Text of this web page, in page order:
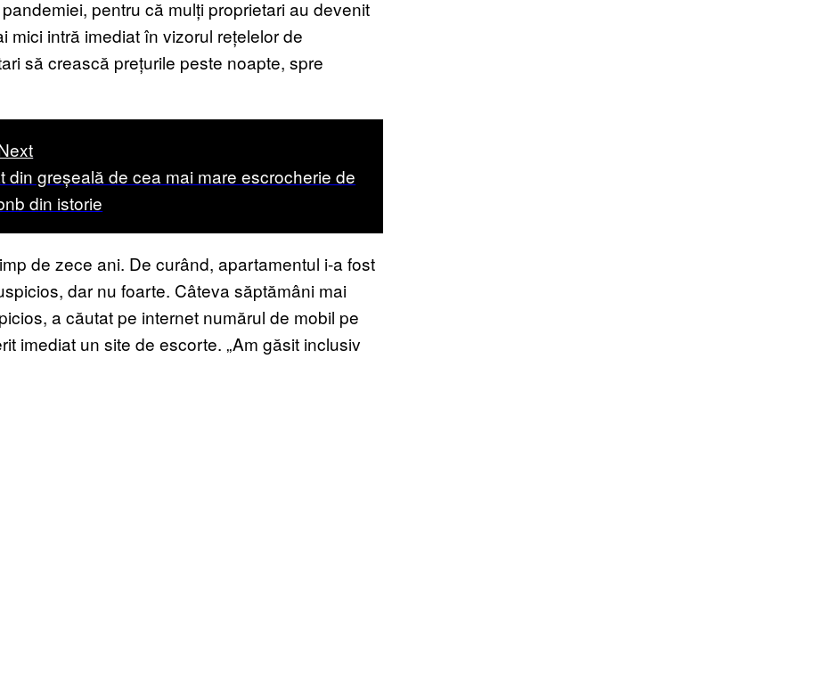
pentru că mulți proprietari au devenit
intră imediat în vizorul rețelelor de
să crească prețurile peste noapte, spre
din greșeală de cea mai mare escrocherie de
din istorie
de zece ani. De curând, apartamentul i-a fost
dar nu foarte. Câteva săptămâni mai
a căutat pe internet numărul de mobil pe
imediat un site de escorte. „Am găsit inclusiv